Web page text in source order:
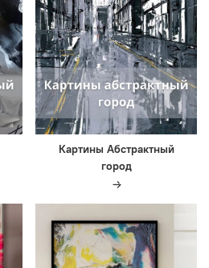
Картины Абстрактный
город